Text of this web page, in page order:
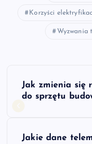
Korzyści
Wyzwania
NJak zmienia się
do sprzętu
Jakie dane